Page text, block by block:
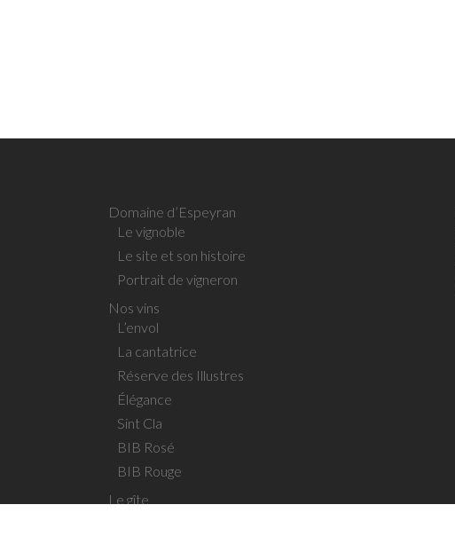
Domaine d’Espeyran
Le vignoble
Le site et son histoire
Portrait de vigneron
Nos vins
L’envol
La cantatrice
Réserve des Illustres
Élégance
Sint Cla
BIB Rosé
BIB Rouge
Le gîte